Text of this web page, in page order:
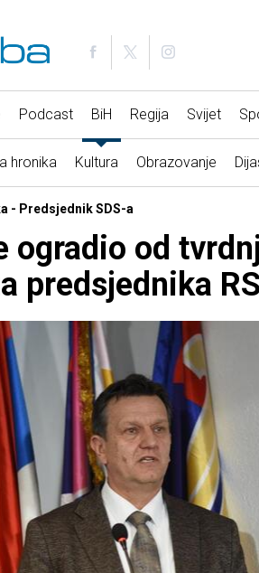
Podcast BiH Regija Svijet
hronika Kultura Obrazovanje
- Predsjednik SDS-a
ogradio od
predsjednika RS